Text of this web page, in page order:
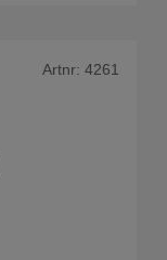
Artnr: 4261